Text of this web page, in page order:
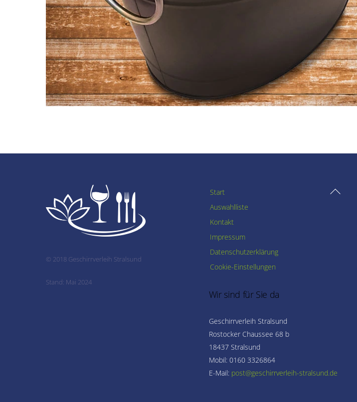
Back
© 2018 Geschirrverleih Stralsund
Stand: Mai 2024
Start
Auswahlliste
Kontakt
Impressum
Datenschutzerklärung
Cookie-Einstellungen
Wir sind für Sie da
Geschirrverleih Stralsund
Rostocker Chaussee 68 b
18437 Stralsund
Mobil: 0160 3326864
E-Mail: